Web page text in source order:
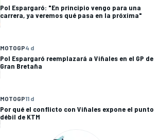
Pol Espargaró: "En principio vengo para una
carrera, ya veremos qué pasa en la próxima"
MOTOGP4 d
Pol Espargaró reemplazará a Viñales en el GP de
Gran Bretaña
MOTOGP11 d
Por qué el conflicto con Viñales expone el punto
débil de KTM